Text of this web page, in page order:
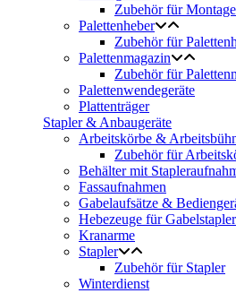
Zubehör für
Palettenheber
Zubehör für
Palettenmagazin
Zubehör für
Palettenwendegeräte
Plattenträger
Stapler & Anbaugeräte
Arbeitskörbe &
Zubehör für
Behälter mit
Fassaufnahmen
Gabelaufsätze &
Hebezeuge für Gabelstapler
Kranarme
Stapler
Zubehör für Stapler
Winterdienst